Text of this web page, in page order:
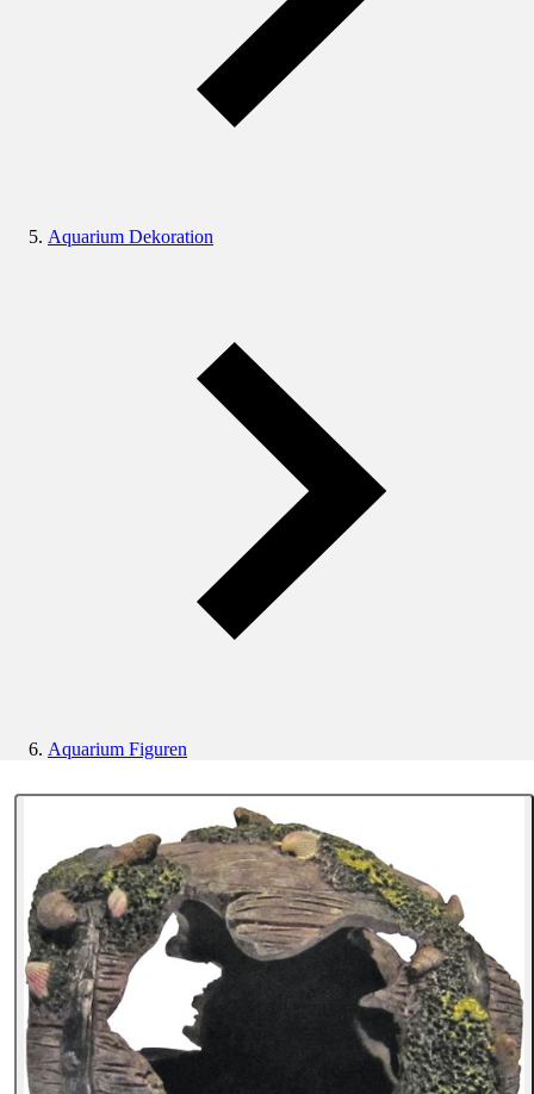
Aquarium Dekoration
Aquarium Figuren